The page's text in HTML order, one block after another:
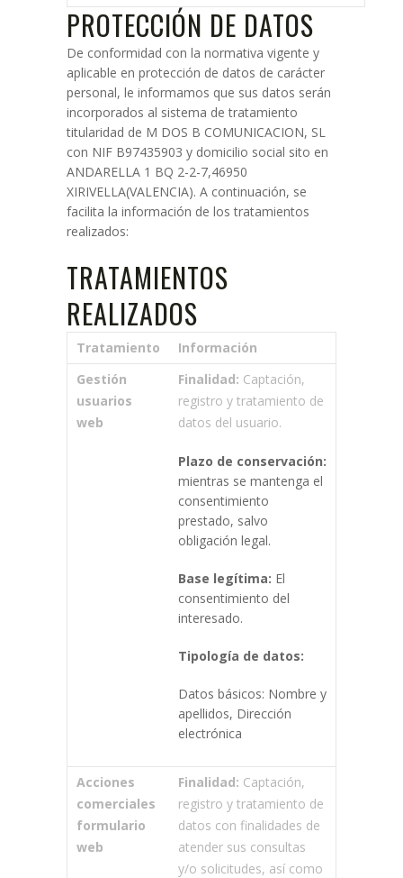
PROTECCIÓN DE DATOS
De conformidad con la normativa vigente y
aplicable en protección de datos de carácter
personal, le informamos que sus datos serán
incorporados al sistema de tratamiento
titularidad de M DOS B COMUNICACION, SL
con NIF B97435903 y domicilio social sito en
ANDARELLA 1 BQ 2-2-7,46950
XIRIVELLA(VALENCIA). A continuación, se
facilita la información de los tratamientos
realizados:
TRATAMIENTOS
REALIZADOS
Tratamiento
Información
Gestión
usuarios
web
Finalidad: Captación,
registro y tratamiento de
datos del usuario.
Plazo de conservación:
mientras se mantenga el
consentimiento
prestado, salvo
obligación legal.
Base legítima: El
consentimiento del
interesado.
Tipología de datos:
Datos básicos: Nombre y
apellidos, Dirección
electrónica
Acciones
comerciales
formulario
web
Finalidad: Captación,
registro y tratamiento de
datos con finalidades de
atender sus consultas
y/o solicitudes, así como